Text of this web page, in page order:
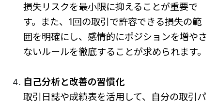
損失リスクを最小限に抑えることが重要で
す。また、1回の取引で許容できる損失の範
囲を明確にし、感情的にポジションを増やさ
ないルールを徹底することが求められます。
自己分析と改善の習慣化
取引日誌や成績表を活用して、自分の取引パ